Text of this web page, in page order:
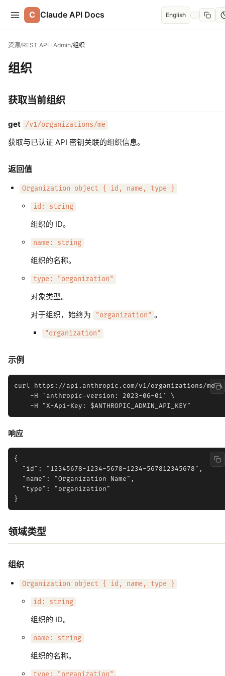
C Claude API Docs English
资源/REST API · Admin/组织
组织
获取当前组织
get /v1/organizations/me
获取与已认证 API 密钥关联的组织信息。
返回值
Organization object { id, name, type }
id: string
组织的 ID。
name: string
组织的名称。
type: "organization"
对象类型。
对于组织，始终为
"organization" 。
"organization"
示例
curl https://api.anthropic.com/v1/organizations/me \
    -H 'anthropic-version: 2023-06-01' \
响应
{
  "id": "12345678-1234-5678-1234-567812345678",
  "name": "Organization Name",
  "type": "organization"
领域类型
组织
Organization object { id, name, type }
id: string
组织的 ID。
name: string
组织的名称。